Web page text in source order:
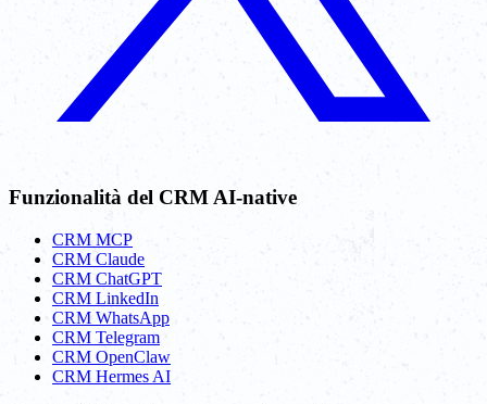
Funzionalità del CRM AI-native
CRM MCP
CRM Claude
CRM ChatGPT
CRM LinkedIn
CRM WhatsApp
CRM Telegram
CRM OpenClaw
CRM Hermes AI